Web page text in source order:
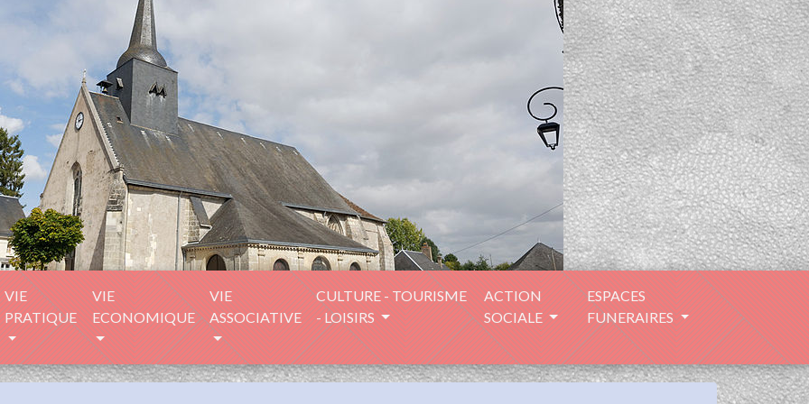
VIE
PRATIQUE
VIE
ECONOMIQUE
VIE
ASSOCIATIVE
CULTURE - TOURISME
- LOISIRS
ACTION
SOCIALE
ESPACES
FUNERAIRES